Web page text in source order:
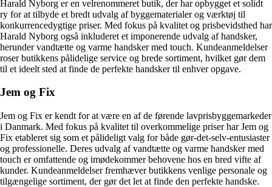
Harald Nyborg er en velrenommeret butik, der har opbygget et solidt
ry for at tilbyde et bredt udvalg af byggematerialer og værktøj til
konkurrencedygtige priser. Med fokus på kvalitet og prisbevidsthed har
Harald Nyborg også inkluderet et imponerende udvalg af handsker,
herunder vandtætte og varme handsker med touch. Kundeanmeldelser
roser butikkens pålidelige service og brede sortiment, hvilket gør dem
til et ideelt sted at finde de perfekte handsker til enhver opgave.
Jem og Fix
Jem og Fix er kendt for at være en af de førende lavprisbyggemarkeder
i Danmark. Med fokus på kvalitet til overkommelige priser har Jem og
Fix etableret sig som et pålideligt valg for både gør-det-selv-entusiaster
og professionelle. Deres udvalg af vandtætte og varme handsker med
touch er omfattende og imødekommer behovene hos en bred vifte af
kunder. Kundeanmeldelser fremhæver butikkens venlige personale og
tilgængelige sortiment, der gør det let at finde den perfekte handske.